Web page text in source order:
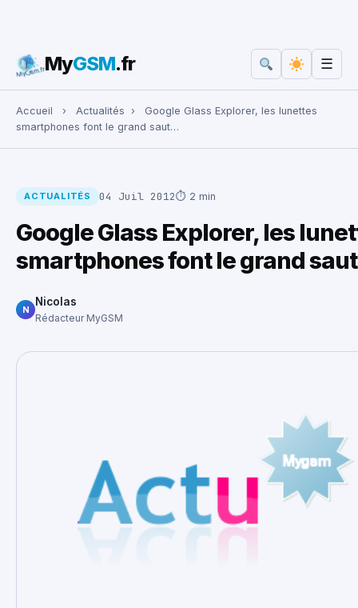
Rechercher :
MyGSM.fr ☰
Accueil › Actualités ›
Google Glass Explorer, les lunettes
smartphones font le grand saut…
ACTUALITÉS 04 Juil 2012⏱ 2 min
Google Glass Explorer, les
smartphones font le grand
N
Nicolas
Rédacteur MyGSM